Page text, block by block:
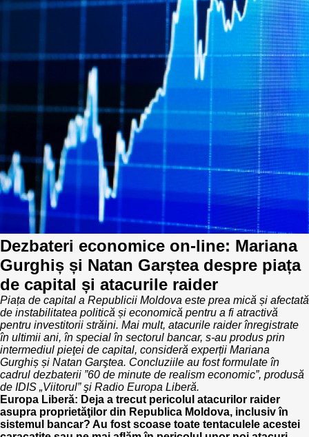
Projects in progres
Implemented projects
Procedures manual
Notes & positions
Institutional Charter IDIS
Announcements
IDIS International Advisory Board
Governance transparency
Sociometric Laboratory
People Watch
National Business Agenda
Democratic process
15 minutes of economic realism
Hybrid power
EU-STRAT bulletin
Transparency of state – owned enterprises
The best and the worst local policies in Moldova
Democracy, independence and transparency of key
public institutions in Moldova
Integrity of public procurement in Moldova
Dezbateri economice on-line: Mariana
Gurghiș și Natan Garștea despre piața
de capital și atacurile raider
Piața de capital a Republicii Moldova este prea mică și afectată
de instabilitatea politică și economică pentru a fi atractivă
pentru investitorii străini. Mai mult, atacurile raider înregistrate
în ultimii ani, în special în sectorul bancar, s-au produs prin
intermediul pieţei de capital, consideră experții Mariana
Gurghiș și Natan Garştea. Concluziile au fost formulate în
cadrul dezbaterii ”60 de minute de realism economic”, produsă
de IDIS „Viitorul” şi Radio Europa Liberă.
Europa Liberă: Deja a trecut pericolul atacurilor raider
asupra proprietăţilor din Republica Moldova, inclusiv în
sistemul bancar? Au fost scoase toate tentaculele acestei